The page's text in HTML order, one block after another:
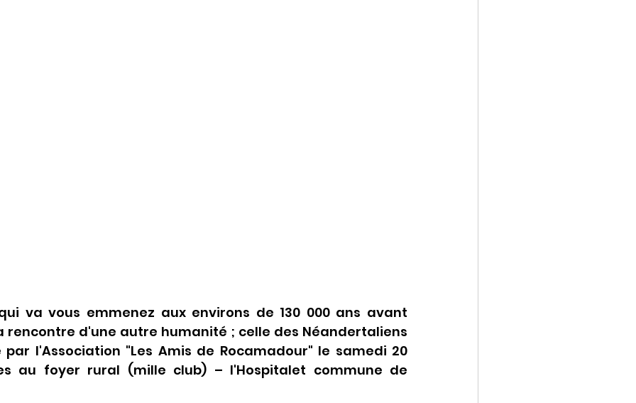
va vous emmenez aux environs de 130 000 ans avant
rencontre d'une autre humanité ; celle des Néandertaliens
l'Association "Les Amis de Rocamadour" le samedi 20
au foyer rural (mille club) – l'Hospitalet commune de